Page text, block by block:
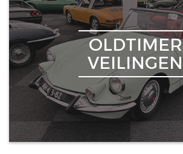
OLDTIMER
VEILINGEN